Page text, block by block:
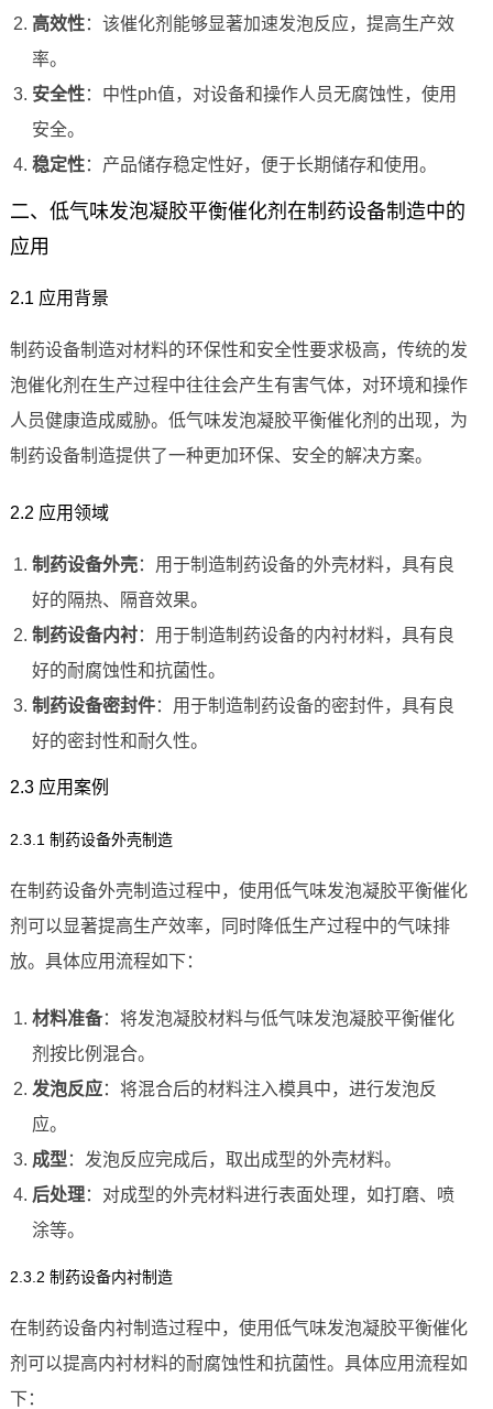
高效性：该催化剂能够显著加速发泡反应，提高生产效
率。
安全性：中性ph值，对设备和操作人员无腐蚀性，使用
安全。
稳定性：产品储存稳定性好，便于长期储存和使用。
二、低气味发泡凝胶平衡催化剂在制药设备制造中的
应用
2.1 应用背景
制药设备制造对材料的环保性和安全性要求极高，传统的发
泡催化剂在生产过程中往往会产生有害气体，对环境和操作
人员健康造成威胁。低气味发泡凝胶平衡催化剂的出现，为
制药设备制造提供了一种更加环保、安全的解决方案。
2.2 应用领域
制药设备外壳：用于制造制药设备的外壳材料，具有良
好的隔热、隔音效果。
制药设备内衬：用于制造制药设备的内衬材料，具有良
好的耐腐蚀性和抗菌性。
制药设备密封件：用于制造制药设备的密封件，具有良
好的密封性和耐久性。
2.3 应用案例
2.3.1 制药设备外壳制造
在制药设备外壳制造过程中，使用低气味发泡凝胶平衡催化
剂可以显著提高生产效率，同时降低生产过程中的气味排
放。具体应用流程如下：
材料准备：将发泡凝胶材料与低气味发泡凝胶平衡催化
剂按比例混合。
发泡反应：将混合后的材料注入模具中，进行发泡反
应。
成型 ：发泡反应完成后，取出成型的外壳材料。
后处理：对成型的外壳材料进行表面处理，如打磨、喷
涂等。
2.3.2 制药设备内衬制造
在制药设备内衬制造过程中，使用低气味发泡凝胶平衡催化
剂可以提高内衬材料的耐腐蚀性和抗菌性。具体应用流程如
下：